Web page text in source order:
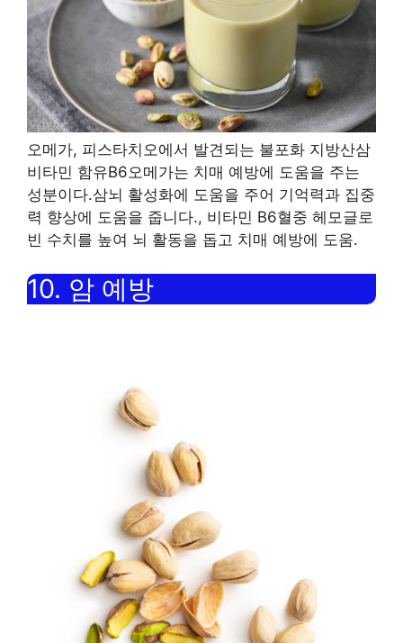
오메가, 피스타치오에서 발견되는 불포화 지방산삼
비타민 함유B6오메가는 치매 예방에 도움을 주는
성분이다.삼뇌 활성화에 도움을 주어 기억력과 집중
력 향상에 도움을 줍니다., 비타민 B6혈중 헤모글로
빈 수치를 높여 뇌 활동을 돕고 치매 예방에 도움.
10. 암 예방